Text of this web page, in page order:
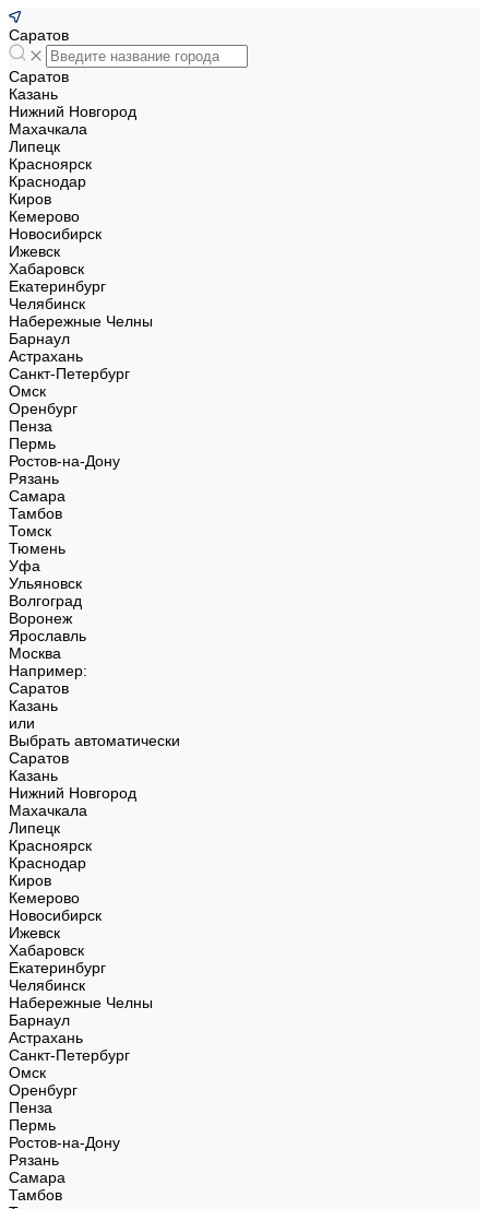
Саратов
Саратов
Казань
Нижний Новгород
Махачкала
Липецк
Красноярск
Краснодар
Киров
Кемерово
Новосибирск
Ижевск
Хабаровск
Екатеринбург
Челябинск
Набережные Челны
Барнаул
Астрахань
Санкт-Петербург
Омск
Оренбург
Пенза
Пермь
Ростов-на-Дону
Рязань
Самара
Тамбов
Томск
Тюмень
Уфа
Ульяновск
Волгоград
Воронеж
Ярославль
Москва
Например:
Саратов
Казань
или
Выбрать автоматически
Саратов
Казань
Нижний Новгород
Махачкала
Липецк
Красноярск
Краснодар
Киров
Кемерово
Новосибирск
Ижевск
Хабаровск
Екатеринбург
Челябинск
Набережные Челны
Барнаул
Астрахань
Санкт-Петербург
Омск
Оренбург
Пенза
Пермь
Ростов-на-Дону
Рязань
Самара
Тамбов